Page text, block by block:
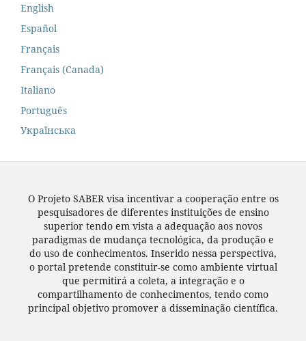
English
Español
Français
Français (Canada)
Italiano
Português
Українська
O Projeto SABER visa incentivar a cooperação entre os
pesquisadores de diferentes instituições de ensino
superior tendo em vista a adequação aos novos
paradigmas de mudança tecnológica, da produção e
do uso de conhecimentos. Inserido nessa perspectiva,
o portal pretende constituir-se como ambiente virtual
que permitirá a coleta, a integração e o
compartilhamento de conhecimentos, tendo como
principal objetivo promover a disseminação científica.